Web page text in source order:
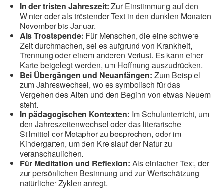
In der tristen Jahreszeit: Zur Einstimmung auf den
Winter oder als tröstender Text in den dunklen Monaten
November bis Januar.
Als Trostspende: Für Menschen, die eine schwere
Zeit durchmachen, sei es aufgrund von Krankheit,
Trennung oder einem anderen Verlust. Es kann einer
Karte beigelegt werden, um Hoffnung auszudrücken.
Bei Übergängen und Neuanfängen: Zum Beispiel
zum Jahreswechsel, wo es symbolisch für das
Vergehen des Alten und den Beginn von etwas Neuem
steht.
In pädagogischen Kontexten: Im Schulunterricht, um
den Jahreszeitenwechsel oder das literarische
Stilmittel der Metapher zu besprechen, oder im
Kindergarten, um den Kreislauf der Natur zu
veranschaulichen.
Für Meditation und Reflexion: Als einfacher Text, der
zur persönlichen Besinnung und zur Wertschätzung
natürlicher Zyklen anregt.